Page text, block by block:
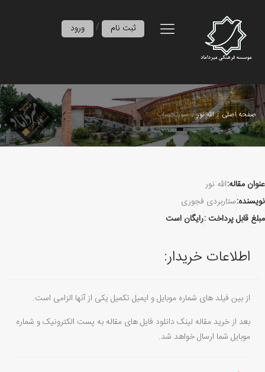
ورود / ثبت نام
صفحه اصلی الله نور صورتحساب
عنوان مقاله:الله نور
نویسنده:ستاربردی فجوری
مبلغ قابل پرداخت :رایگان است
اطلاعات خریدار:
از بین فیلد های شماره موبایل و ایمیل تکمیل یکی از آنها الزامی است.
بعد از خرید مقاله لینک دانلود فایل های مقاله به پست الکترونیک و شماره
موبایل شما ارسال خواهد شد.